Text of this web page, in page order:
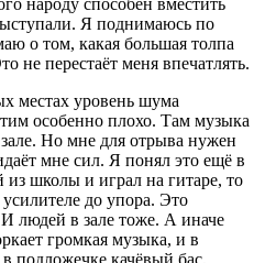
Я поднимаюсь по
о том, какая большая толпа
не перестаёт меня впечатлять.
местах уровень шума
особенно плохо. Там музыка
Но мне для отрыва нужен
мне сил. Я понял это ещё в
школы и играл на гитаре, то
до упора. Это
людей в зале тоже. А иначе
громкая музыка, и в
подложечке качёвый бас,